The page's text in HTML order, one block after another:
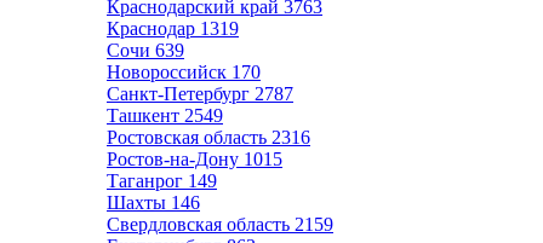
Краснодарский край 3763
Краснодар 1319
Сочи 639
Новороссийск 170
Санкт-Петербург 2787
Ташкент 2549
Ростовская область 2316
Ростов-на-Дону 1015
Таганрог 149
Шахты 146
Свердловская область 2159